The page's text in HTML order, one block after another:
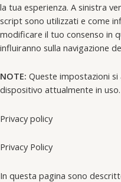
la tua esperienza. A sinistra
script sono utilizzati e come
modificare il tuo consenso in
influiranno sulla navigazione
NOTE: Queste impostazioni
dispositivo attualmente in uso.
Privacy policy
Privacy Policy
In questa pagina sono